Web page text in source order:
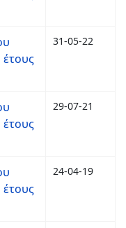
31-05-22
29-07-21
24-04-19